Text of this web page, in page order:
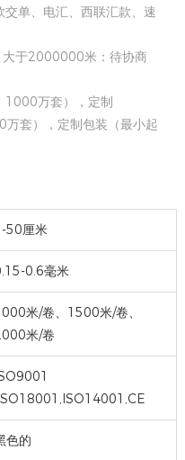
单、电汇、西联汇款、速
于2000000米：待协商
1000万套），定制
套），定制包装（最小起
50厘米
0.6毫米
米/卷、1500米/卷、
米/卷
色的